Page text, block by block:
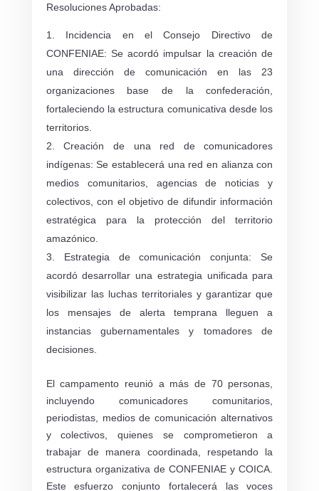
Resoluciones Aprobadas:
Incidencia en el Consejo Directivo de
CONFENIAE: Se acordó impulsar la creación de
una dirección de comunicación en las 23
organizaciones base de la confederación,
fortaleciendo la estructura comunicativa desde los
territorios.
Creación de una red de comunicadores
indígenas: Se establecerá una red en alianza con
medios comunitarios, agencias de noticias y
colectivos, con el objetivo de difundir información
estratégica para la protección del territorio
amazónico.
Estrategia de comunicación conjunta: Se
acordó desarrollar una estrategia unificada para
visibilizar las luchas territoriales y garantizar que
los mensajes de alerta temprana lleguen a
instancias gubernamentales y tomadores de
decisiones.
El campamento reunió a más de 70 personas,
incluyendo comunicadores comunitarios,
periodistas, medios de comunicación alternativos
y colectivos, quienes se comprometieron a
trabajar de manera coordinada, respetando la
estructura organizativa de CONFENIAE y COICA.
Este esfuerzo conjunto fortalecerá las voces